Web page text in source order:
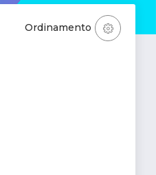
Ordinamento